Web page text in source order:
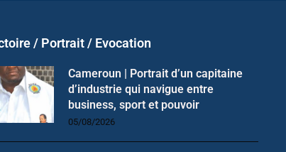
/ Portrait / Evocation
Cameroun | Portrait d’un capitaine
d’industrie qui navigue entre
business, sport et pouvoir
05/08/2026